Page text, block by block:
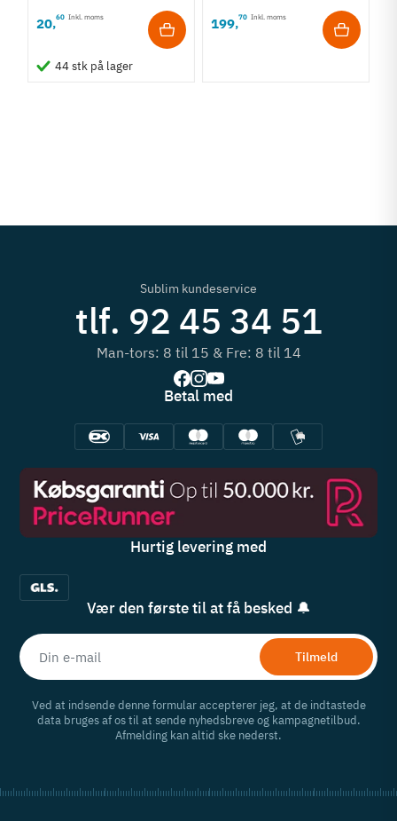
20,60 Inkl. moms
44 stk på lager
199,70 Inkl. moms
Sublim kundeservice
tlf. 92 45 34 51
Man-tors: 8 til 15 & Fre: 8 til 14
Betal med
Hurtig levering med
Vær den første til at få besked 🔔
Tilmeld
Ved at indsende denne formular accepterer jeg, at de indtastede
data bruges af os til at sende nyhedsbreve og kampagnetilbud.
Afmelding kan altid ske nederst.